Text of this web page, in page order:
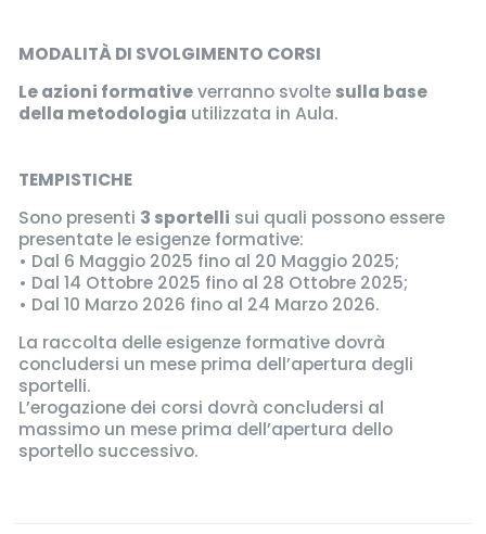
MODALITÀ DI SVOLGIMENTO CORSI
Le azioni formativeverranno svolte sulla base
della metodologia utilizzata in Aula.
TEMPISTICHE
Sono presenti 3 sportelli sui quali possono essere
presentate le esigenze formative:
• Dal 6 Maggio 2025 fino al 20 Maggio 2025;
• Dal 14 Ottobre 2025 fino al 28 Ottobre 2025;
• Dal 10 Marzo 2026 fino al 24 Marzo 2026.
La raccolta delle esigenze formative dovrà
concludersi un mese prima dell’apertura degli
sportelli.
L’erogazione dei corsi dovrà concludersi al
massimo un mese prima dell’apertura dello
sportello successivo.